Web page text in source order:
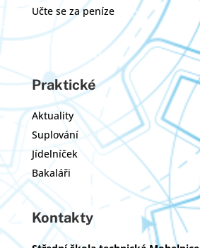
Učte se za peníze
Praktické
Aktuality
Suplování
Jídelníček
Bakaláři
Kontakty